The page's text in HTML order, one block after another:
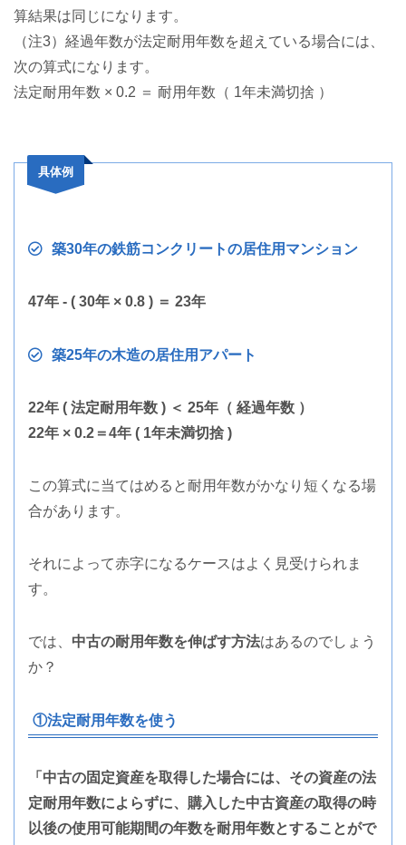
算結果は同じになります。
（注3）経過年数が法定耐用年数を超えている場合には、
次の算式になります。
法定耐用年数 × 0.2 ＝ 耐用年数（ 1年未満切捨 ）
具体例
築30年の鉄筋コンクリートの居住用マンション
47年 ‐ ( 30年 × 0.8 ) ＝ 23年
築25年の木造の居住用アパート
22年 ( 法定耐用年数 ) ＜ 25年（ 経過年数 ）
22年 × 0.2＝4年 ( 1年未満切捨 )
この算式に当てはめると耐用年数がかなり短くなる場
合があります。
それによって赤字になるケースはよく見受けられま
す。
では、 中古の耐用年数を伸ばす方法はあるのでしょう
か？
①法定耐用年数を使う
「中古の固定資産を取得した場合には、その資産の法
定耐用年数によらずに、購入した中古資産の取得の時
以後の使用可能期間の年数を耐用年数とすることがで